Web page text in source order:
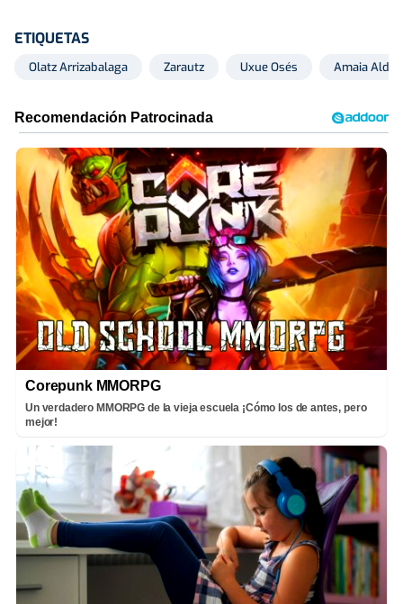
ETIQUETAS
Olatz Arrizabalaga Zarautz Uxue Osés Amaia Alday
Corepunk MMORPG
Un verdadero MMORPG de la vieja escuela ¡Cómo los de antes, pero
mejor!